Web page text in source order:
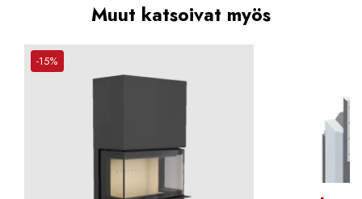
Muut katsoivat myös
-15%